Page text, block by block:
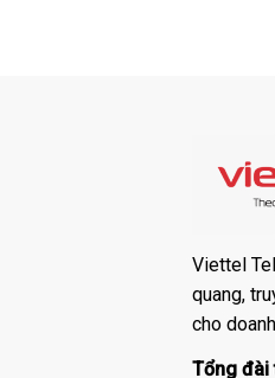
Viettel
quang,
cho
Tổng đài